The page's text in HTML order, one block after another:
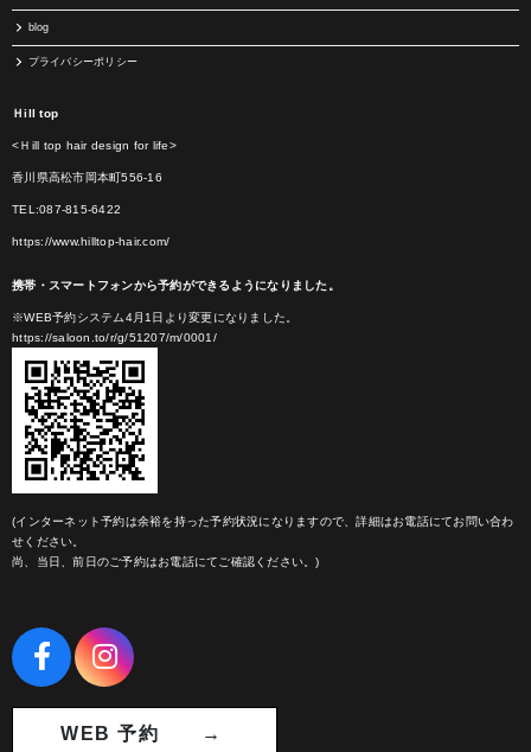
blog
プライバシーポリシー
Ｈill top
<Ｈill top hair design for life>
香川県高松市岡本町556-16
TEL:087-815-6422
https://www.hilltop-hair.com/
携帯・スマートフォンから予約ができるようになりました。
※WEB予約システム4月1日より変更になりました。
https://saloon.to/r/g/51207/m/0001/
(インターネット予約は余裕を持った予約状況になりますので、詳細はお電話にてお問い合わ
せください。
尚、当日、前日のご予約はお電話にてご確認ください。)
WEB 予約 →